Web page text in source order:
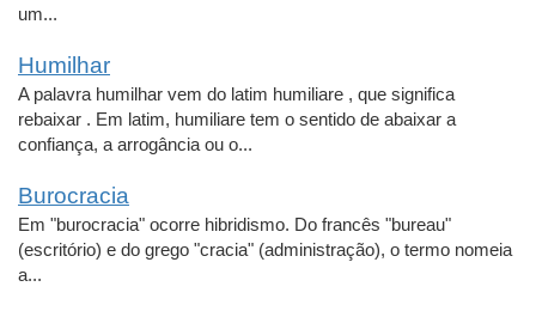
um...
Humilhar
A palavra humilhar vem do latim humiliare , que significa
rebaixar . Em latim, humiliare tem o sentido de abaixar a
confiança, a arrogância ou o...
Burocracia
Em "burocracia" ocorre hibridismo. Do francês "bureau"
(escritório) e do grego "cracia" (administração), o termo nomeia
a...